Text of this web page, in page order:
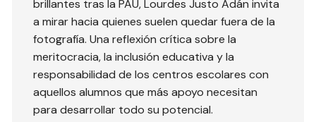
brillantes tras la PAU, Lourdes Justo Adán invita
a mirar hacia quienes suelen quedar fuera de la
fotografía. Una reflexión crítica sobre la
meritocracia, la inclusión educativa y la
responsabilidad de los centros escolares con
aquellos alumnos que más apoyo necesitan
para desarrollar todo su potencial.